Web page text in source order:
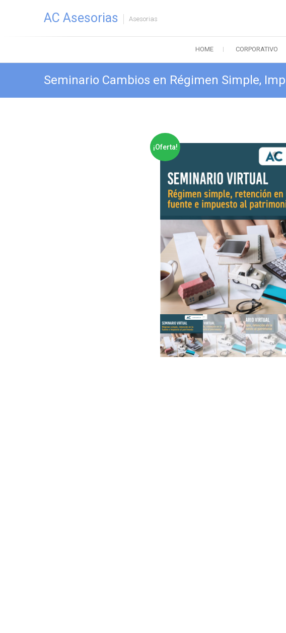
AC Asesorias Asesorias
HOME CORPORATIVO
Seminario Cambios en Régimen Simple,
¡Oferta!